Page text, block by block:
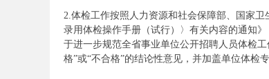
2.体检工作按照人力资源和社会保障部、国家
录用体检操作手册（试行）〉有关内容的通知
于进一步规范全省事业单位公开招聘人员体检
格”或“不合格”的结论性意见，并加盖单位体检